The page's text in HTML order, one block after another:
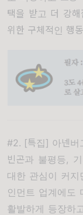
택을 받고 더 강
위한 구체적인 행
#2. [특집] 아넨버
빈곤과 불평등,
대한 관심이 커지
인먼트 업계에도
활발하게 등장하